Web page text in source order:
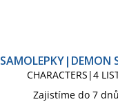
SAMOLEPKY|DEMON
CHARACTERS|4
Zajistíme do 7 dnů